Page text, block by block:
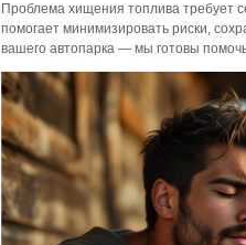
Проблема хищения топлива требует
помогает минимизировать риски,
вашего автопарка — мы готовы